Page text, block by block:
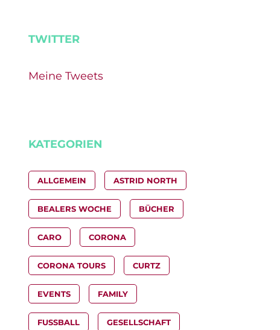
TWITTER
Meine Tweets
KATEGORIEN
ALLGEMEIN ASTRID NORTH
BEALERS WOCHE BÜCHER
CARO CORONA
CORONA TOURS CURTZ
EVENTS FAMILY
FUSSBALL GESELLSCHAFT